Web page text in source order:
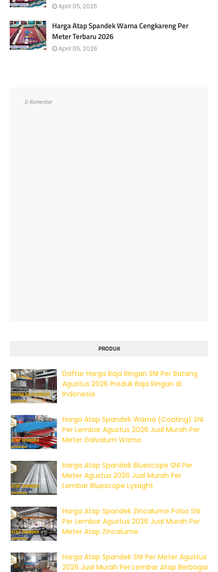
April 05, 2026
Harga Atap Spandek Warna Cengkareng Per
Meter Terbaru 2026
April 05, 2026
0 Komentar
PRODUK
Daftar Harga Baja Ringan SNI Per Batang
Agustus 2026 Produk Baja Ringan di
Indonesia
Harga Atap Spandek Warna (Coating) SNI
Per Lembar Agustus 2026 Jual Murah Per
Meter Galvalum Warna
Harga Atap Spandek Bluescope SNI Per
Meter Agustus 2026 Jual Murah Per
Lembar Bluescope Lysaght
Harga Atap Spandek Zincalume Polos SNI
Per Lembar Agustus 2026 Jual Murah Per
Meter Atap Zincalume
Harga Atap Spandek SNI Per Meter Agustus
2026 Jual Murah Per Lembar Atap Berbagai